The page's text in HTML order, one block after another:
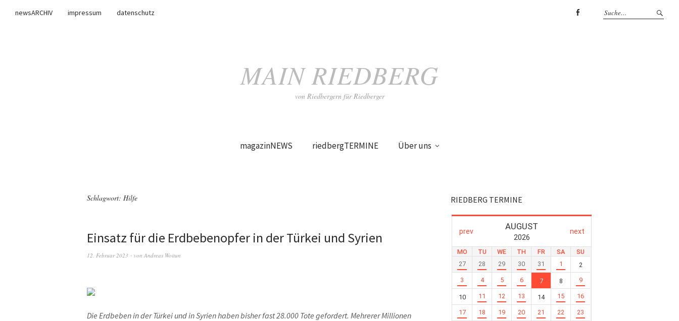
newsARCHIV impressum
datenschutz
MAIN RIEDBERG
von Riedbergern für Riedberger
magazinNEWS riedbergTERMINE Über uns
Schlagwort: Hilfe
Einsatz für die Erdbebenopfer in der Türkei und Syrien
12. Februar 2023 von Andreas Woitun
Die Erdbeben in der Türkei und in Syrien haben bisher fast 28.000 Tote gefordert. Mehrerer Millionen
RIEDBERG TERMINE